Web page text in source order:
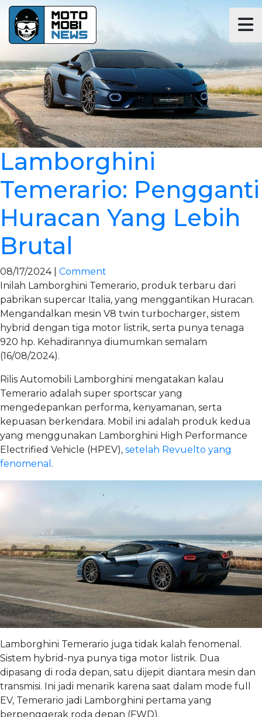
Lamborghini
Temerario: Pengganti
Huracan Yang Lebih
Brutal
08/17/2024 | Comment
Inilah Lamborghini Temerario, produk terbaru dari
pabrikan supercar Italia, yang menggantikan Huracan.
Mengandalkan mesin V8 twin turbocharger, sistem
hybrid dengan tiga motor listrik, serta punya tenaga
920 hp. Kehadirannya diumumkan semalam
(16/08/2024).
Rilis Automobili Lamborghini mengatakan kalau
Temerario adalah super sportscar yang
mengedepankan performa, kenyamanan, serta
kepuasan berkendara. Mobil ini adalah produk kedua
yang menggunakan Lamborghini High Performance
Electrified Vehicle (HPEV), setelah Revuelto yang
fenomenal .
Lamborghini Temerario juga tidak kalah fenomenal.
Sistem hybrid-nya punya tiga motor listrik. Dua
dipasang di roda depan, satu dijepit diantara mesin dan
transmisi. Ini jadi menarik karena saat dalam mode full
EV, Temerario jadi Lamborghini pertama yang
berpenggerak roda depan (FWD).